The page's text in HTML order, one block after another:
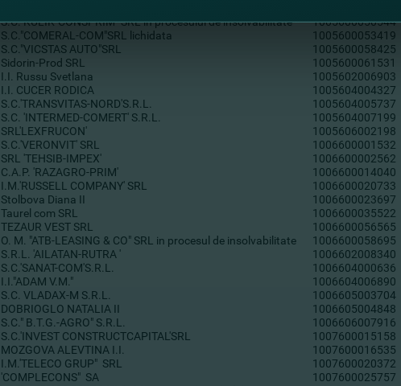
S.C."KULIK-CONSPRIM" SRL in procesului de insolvabilitate 1005600050544
S.C."COMERAL-COM"SRL lichidata 1005600053419
S.C."VICSTAS AUTO"SRL 1005600058425
Sidorin-Prod SRL 1005600061531
I.I. Russu Svetlana 1005602006903
I.I. CUCER RODICA 1005604004327
S.C.'TRANSVITAS-NORD'S.R.L. 1005604005737
S.C. 'INTERMED-COMERT' S.R.L. 1005604007199
SRL'LEXFRUCON' 1005606002198
S.C.'VERONVIT' SRL 1006600001532
SRL 'TEHSIB-IMPEX' 1006600002562
C.A.P. 'RAZAGRO-PRIM' 1006600014040
I.M.'RUSSELL COMPANY' SRL 1006600020733
Stolbova Diana II 1006600023697
Taurel com SRL 1006600035522
TEZAUR VEST SRL 1006600056565
O. M. "ATB-LEASING & CO" SRL in procesul de insolvabilitate 1006600058695
S.R.L. 'AILATAN-RUTRA ' 1006602008340
S.C.'SANAT-COM'S.R.L. 1006604000636
I.I."ADAM V.M." 1006604006890
S.C. VLADAX-M S.R.L. 1006605003704
DOBRIOGLO NATALIA II 1006605004848
S.C." B.T.G.-AGRO" S.R.L. 1006606007916
S.C.'INVEST CONSTRUCTCAPITAL'SRL 1007600015158
MOZGOVA ALEVTINA I.I. 1007600016535
I.M.'TELECO GRUP" SRL 1007600020372
'COMPLECONS" SA 1007600025757